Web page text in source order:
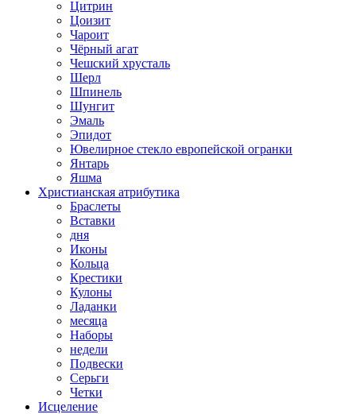
Цитрин
Цоизит
Чароит
Чёрный агат
Чешский хрусталь
Шерл
Шпинель
Шунгит
Эмаль
Эпидот
Ювелирное стекло европейской огранки
Янтарь
Яшма
Христианская атрибутика
Браслеты
Вставки
дня
Иконы
Кольца
Крестики
Кулоны
Ладанки
месяца
Наборы
недели
Подвески
Серьги
Четки
Исцеление